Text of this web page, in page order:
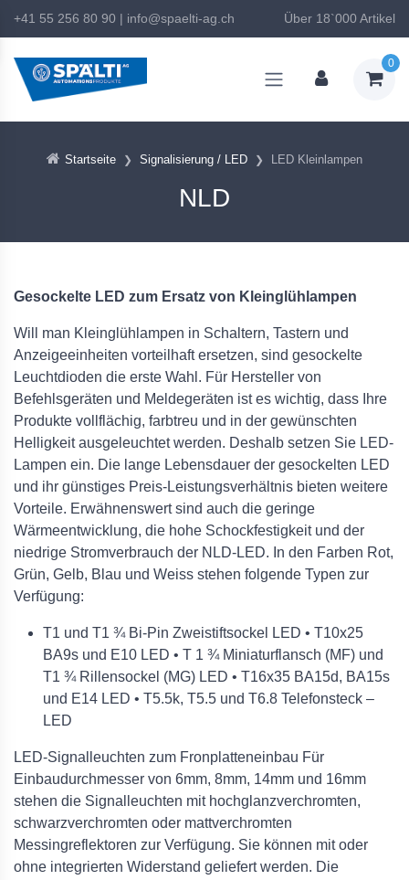
+41 55 256 80 90 | info@spaelti-ag.ch Über 18`000 Artikel
0
Startseite Signalisierung / LED LED Kleinlampen
NLD
Gesockelte LED zum Ersatz von Kleinglühlampen
Will man Kleinglühlampen in Schaltern, Tastern und
Anzeigeeinheiten vorteilhaft ersetzen, sind gesockelte
Leuchtdioden die erste Wahl. Für Hersteller von
Befehlsgeräten und Meldegeräten ist es wichtig, dass Ihre
Produkte vollflächig, farbtreu und in der gewünschten
Helligkeit ausgeleuchtet werden. Deshalb setzen Sie LED-
Lampen ein. Die lange Lebensdauer der gesockelten LED
und ihr günstiges Preis-Leistungsverhältnis bieten weitere
Vorteile. Erwähnenswert sind auch die geringe
Wärmeentwicklung, die hohe Schockfestigkeit und der
niedrige Stromverbrauch der NLD-LED. In den Farben Rot,
Grün, Gelb, Blau und Weiss stehen folgende Typen zur
Verfügung:
T1 und T1 ¾ Bi-Pin Zweistiftsockel LED • T10x25
BA9s und E10 LED • T 1 ¾ Miniaturflansch (MF) und
T1 ¾ Rillensockel (MG) LED • T16x35 BA15d, BA15s
und E14 LED • T5.5k, T5.5 und T6.8 Telefonsteck –
LED
LED-Signalleuchten zum Fronplatteneinbau Für
Einbaudurchmesser von 6mm, 8mm, 14mm und 16mm
stehen die Signalleuchten mit hochglanzverchromten,
schwarzverchromten oder mattverchromten
Messingreflektoren zur Verfügung. Sie können mit oder
ohne integrierten Widerstand geliefert werden. Die